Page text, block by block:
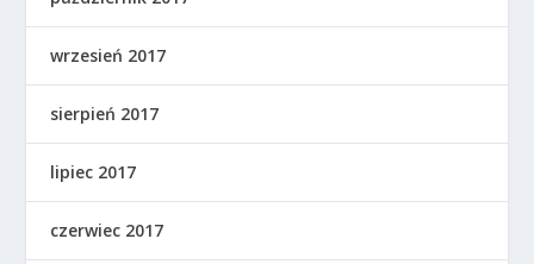
wrzesień 2017
sierpień 2017
lipiec 2017
czerwiec 2017